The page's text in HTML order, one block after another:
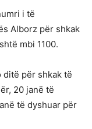
i të
Alborz për shkak
mbi 1100.
për shkak të
20 janë të
të dyshuar për